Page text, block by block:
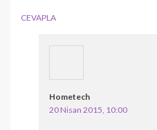
CEVAPLA
Hometech
20 Nisan 2015, 10:00